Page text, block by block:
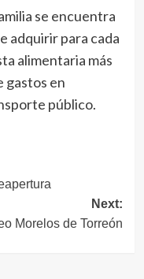
se encuentra
adquirir para cada
alimentaria más
gastos en
público.
Next:
Morelos de Torreón